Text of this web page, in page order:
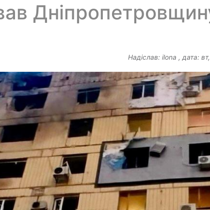
Надіслав: ilona , дата: